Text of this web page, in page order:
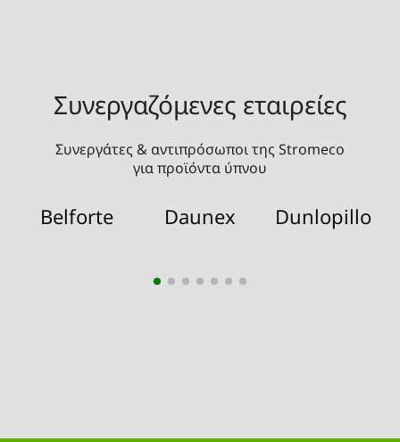
Συνεργαζόμενες εταιρείες
Συνεργάτες & αντιπρόσωποι της Stromeco
για προϊόντα ύπνου
Belforte Daunex Dunlopillo